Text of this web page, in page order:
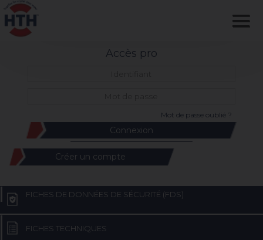
Accès pro
Mot de passe oublié ?
Créer un compte
FICHES DE DONNÉES DE SÉCURITÉ (FDS)
FICHES TECHNIQUES